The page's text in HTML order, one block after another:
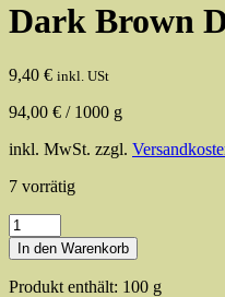
Dark Brown
9,40 € inkl. USt
94,00 € / 1000 g
inkl. MwSt. zzgl.
7 vorrätig
Dark
Brown
De-
haired
In den Warenkorb
Produkt enthält: 100 g